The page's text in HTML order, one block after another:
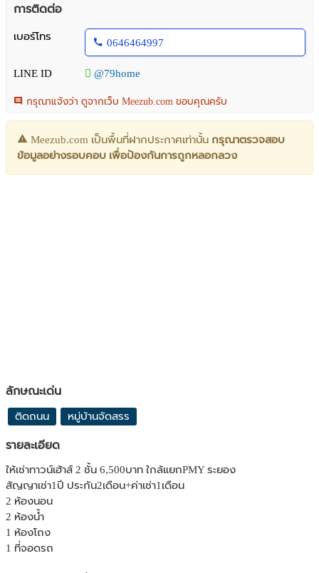
การติดต่อ
เบอร์โทร
0646464997
LINE ID @79home
กรุณาแจ้งว่า ดูจากเว็บ Meezub.com ขอบคุณครับ
Meezub.com เป็นพื้นที่ฝากประกาศเท่านั้น กรุณาตรวจสอบ
ข้อมูลอย่างรอบคอบ เพื่อป้องกันการถูกหลอกลวง
ลักษณะเด่น
ติดถนน หมู่บ้านจัดสรร
รายละเอียด
ให้เช่าทาวน์เฮ้าส์ 2 ชั้น 6,500บาท ใกล้แยกPMY ระยอง
สัญญาเช่า1ปี ประกัน2เดือน+ค่าเช่า1เดือน
2 ห้องนอน
2 ห้องน้ำ
1 ห้องโถง
1 ที่จอดรถ